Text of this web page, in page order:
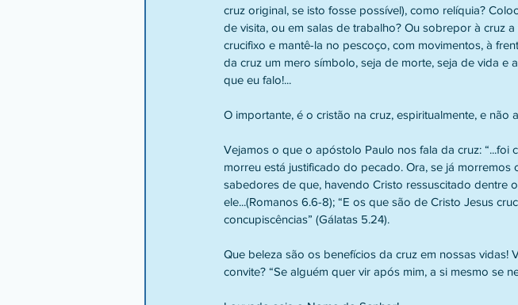
cruz original, se isto fosse possível), como relíquia?
de visita, ou em salas de trabalho? Ou sobrepor à cruz
crucifixo e mantê-la no pescoço, com movimentos, à
da cruz um mero símbolo, seja de morte, seja de vida
que eu falo!...
O importante, é o cristão na cruz, espiritualmente, e não
Vejamos o que o apóstolo Paulo nos fala da cruz:
morreu está justificado do pecado. Ora, se já
sabedores de que, havendo Cristo ressuscitado dentre
ele...(Romanos 6.6-8); “E os que são de Cristo Jesus
concupiscências” (Gálatas 5.24).
Que beleza são os benefícios da cruz em nossas
convite? “Se alguém quer vir após mim, a si mesmo se